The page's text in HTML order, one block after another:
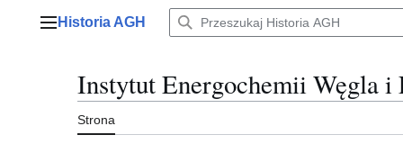
Menu główne
Historia AGH
Instytut Energochemii Węgla
Strona